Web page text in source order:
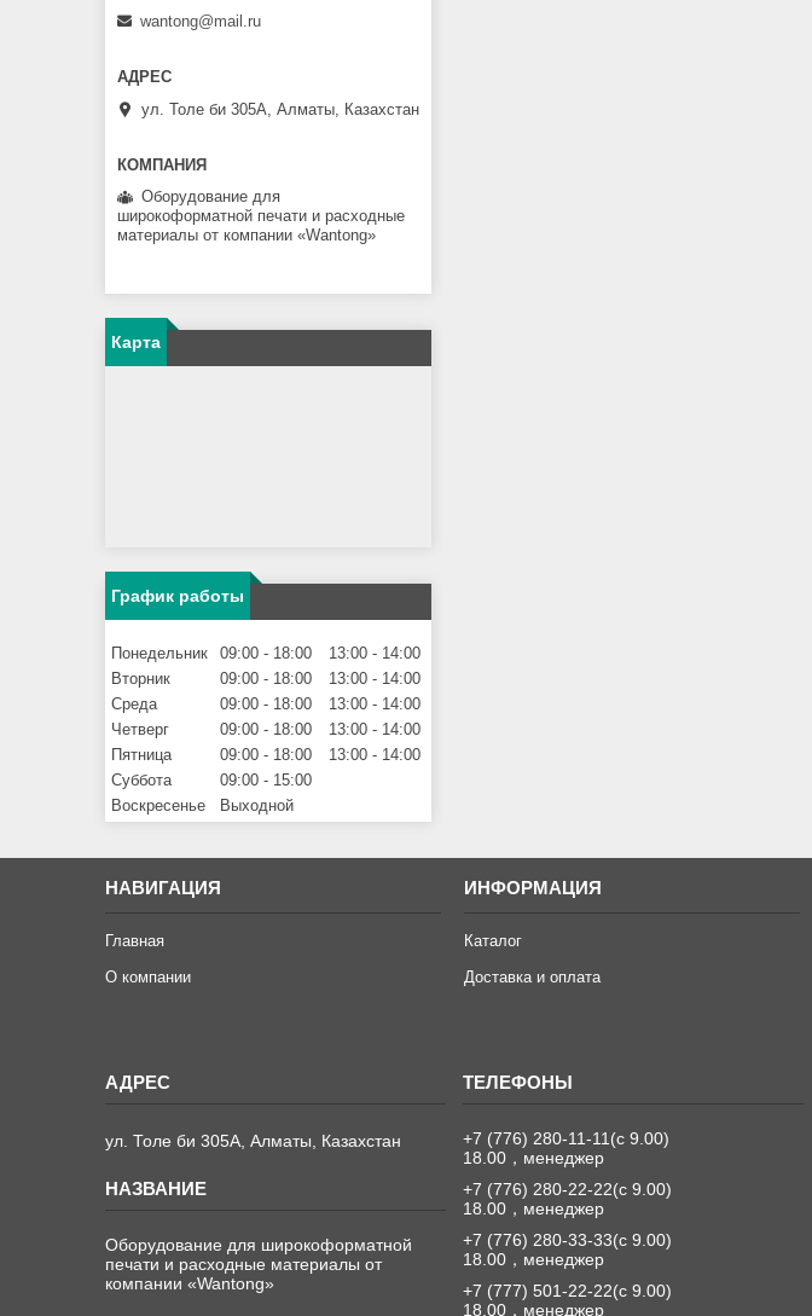
wantong@mail.ru
ул. Толе би 305А, Алматы, Казахстан
Оборудование для
широкоформатной печати и расходные
материалы от компании «Wantong»
Карта
График работы
Понедельник 09:00 18:00 13:00
14:00
Вторник
09:00 18:00 13:00
14:00
Среда
09:00 18:00 13:00
14:00
Четверг
09:00 18:00 13:00
14:00
Пятница
09:00 18:00 13:00
14:00
Суббота
09:00
15:00
Воскресенье
Выходной
НАВИГАЦИЯ
Главная
О компании
ИНФОРМАЦИЯ
Каталог
Доставка и оплата
ул. Толе би 305А, Алматы, Казахстан
Оборудование для широкоформатной
печати и расходные материалы от
компании «Wantong»
+7 (776) 280-11-11 с 9.00
18.00，менеджер
+7 (776) 280-22-22 с 9.00
18.00，менеджер
+7 (776) 280-33-33 с 9.00
18.00，менеджер
+7 (777) 501-22-22 с 9.00
18.00，менеджер